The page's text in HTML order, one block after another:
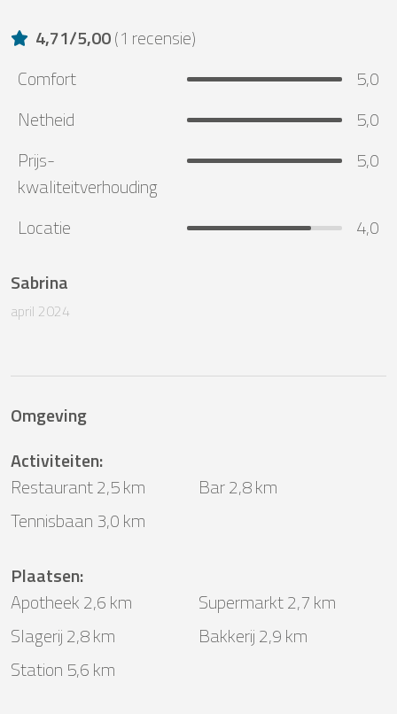
4,71/5,00(1 recensie)
Comfort
5,0
Netheid
5,0
Prijs-
kwaliteitverhouding
5,0
Locatie
4,0
Sabrina
april 2024
Omgeving
Activiteiten:
Restaurant 2,5 km
Bar 2,8 km
Tennisbaan 3,0 km
Plaatsen:
Apotheek 2,6 km
Supermarkt 2,7 km
Slagerij 2,8 km
Bakkerij 2,9 km
Station 5,6 km